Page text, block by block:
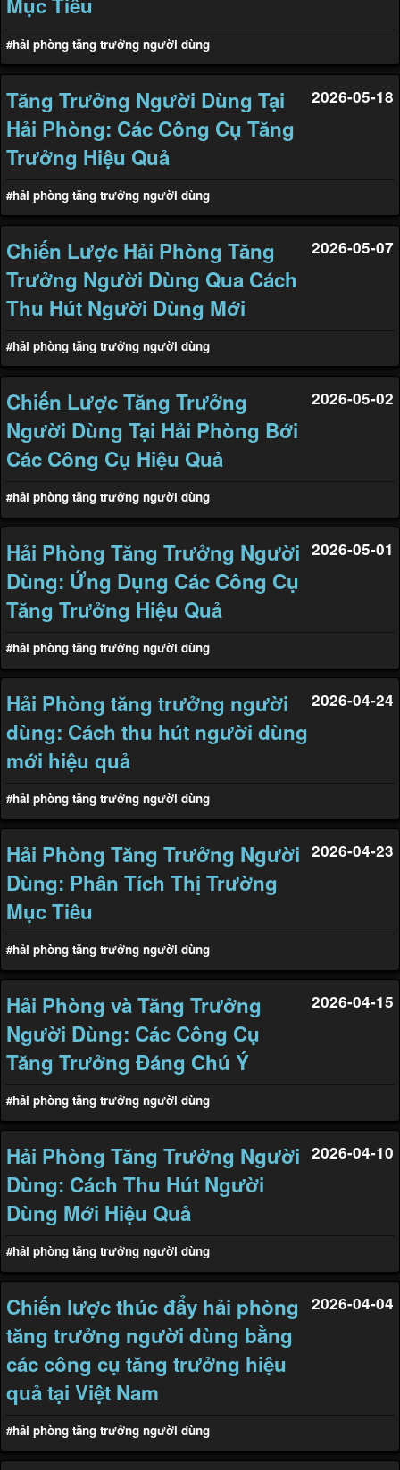
Mục Tiêu
#hải phòng tăng trưởng người dùng
Tăng Trưởng Người Dùng Tại
Hải Phòng: Các Công Cụ Tăng
Trưởng Hiệu Quả
2026-05-18
#hải phòng tăng trưởng người dùng
Chiến Lược Hải Phòng Tăng
Trưởng Người Dùng Qua Cách
Thu Hút Người Dùng Mới
2026-05-07
#hải phòng tăng trưởng người dùng
Chiến Lược Tăng Trưởng
Người Dùng Tại Hải Phòng Bới
Các Công Cụ Hiệu Quả
2026-05-02
#hải phòng tăng trưởng người dùng
Hải Phòng Tăng Trưởng Người
Dùng: Ứng Dụng Các Công Cụ
Tăng Trưởng Hiệu Quả
2026-05-01
#hải phòng tăng trưởng người dùng
Hải Phòng tăng trưởng người
dùng: Cách thu hút người dùng
mới hiệu quả
2026-04-24
#hải phòng tăng trưởng người dùng
Hải Phòng Tăng Trưởng Người
Dùng: Phân Tích Thị Trường
Mục Tiêu
2026-04-23
#hải phòng tăng trưởng người dùng
Hải Phòng và Tăng Trưởng
Người Dùng: Các Công Cụ
Tăng Trưởng Đáng Chú Ý
2026-04-15
#hải phòng tăng trưởng người dùng
Hải Phòng Tăng Trưởng Người
Dùng: Cách Thu Hút Người
Dùng Mới Hiệu Quả
2026-04-10
#hải phòng tăng trưởng người dùng
Chiến lược thúc đẩy hải phòng
tăng trưởng người dùng bằng
các công cụ tăng trưởng hiệu
quả tại Việt Nam
2026-04-04
#hải phòng tăng trưởng người dùng